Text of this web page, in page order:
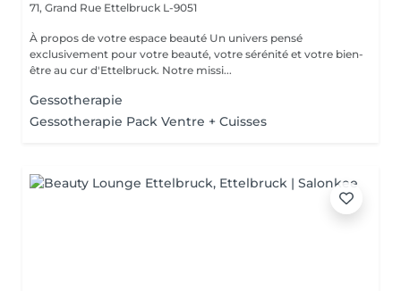
71, Grand Rue Ettelbruck L-9051
À propos de votre espace beauté Un univers pensé
exclusivement pour votre beauté, votre sérénité et votre bien-
être au cur d'Ettelbruck. Notre missi...
Gessotherapie
Gessotherapie Pack Ventre + Cuisses